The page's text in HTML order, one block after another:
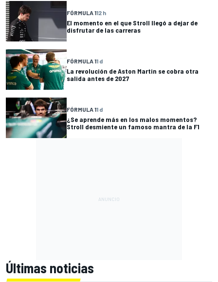
FÓRMULA 112 h
El momento en el que Stroll llegó a dejar de
disfrutar de las carreras
FÓRMULA 11 d
La revolución de Aston Martin se cobra otra
salida antes de 2027
FÓRMULA 11 d
¿Se aprende más en los malos momentos?
Stroll desmiente un famoso mantra de la F1
Últimas noticias